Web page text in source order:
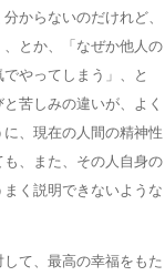
からないのだけれど、
とか、「なぜか他人の
やってしまう」、と
苦しみの違いが、よく
、現在の人間の精神性
、また、その人自身の
く説明できないような
て、最高の幸福をもた